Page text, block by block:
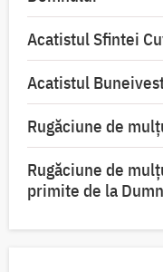
Acatistul Sfintei
Acatistul
Rugăciune de
Rugăciune de
primite de la